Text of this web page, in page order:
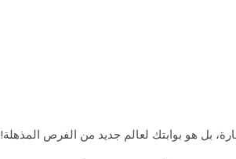
بل هو بوابتك لعالم جديد من الفرص المذهلة!